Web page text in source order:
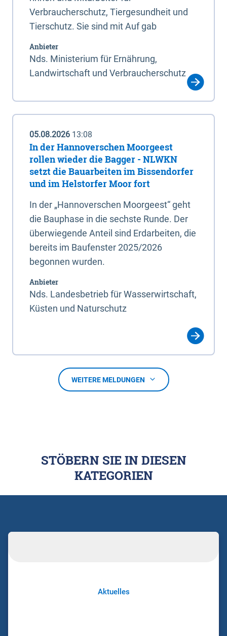
Verbraucherschutz, Tiergesundheit und
Tierschutz. Sie sind mit Auf gab
Anbieter
Nds. Ministerium für Ernährung,
Landwirtschaft und Verbraucherschutz
05.08.2026 13:08
In der Hannoverschen Moorgeest
rollen wieder die Bagger - NLWKN
setzt die Bauarbeiten im Bissendorfer
und im Helstorfer Moor fort
In der „Hannoverschen Moorgeest“ geht
die Bauphase in die sechste Runde. Der
überwiegende Anteil sind Erdarbeiten, die
bereits im Baufenster 2025/2026
begonnen wurden.
Anbieter
Nds. Landesbetrieb für Wasserwirtschaft,
Küsten und Naturschutz
WEITERE MELDUNGEN
STÖBERN SIE IN DIESEN
KATEGORIEN
Aktuelles